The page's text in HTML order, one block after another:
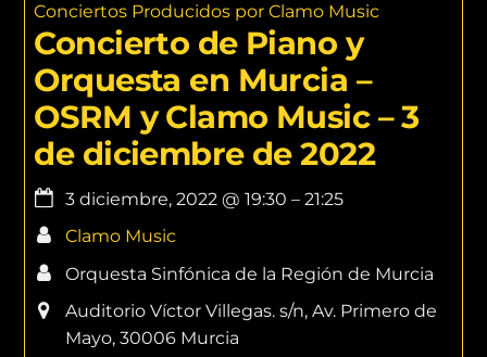
Conciertos Producidos por Clamo Music
Concierto de Piano y
Orquesta en Murcia –
OSRM y Clamo Music – 3
de diciembre de 2022
3 diciembre, 2022 @19:30 –21:25
Clamo Music
Orquesta Sinfónica de la Región de Murcia
Auditorio Víctor Villegas. s/n, Av. Primero de
Mayo, 30006 Murcia